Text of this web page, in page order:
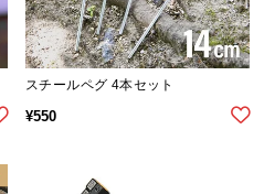
スチールペグ 4本セット
¥550